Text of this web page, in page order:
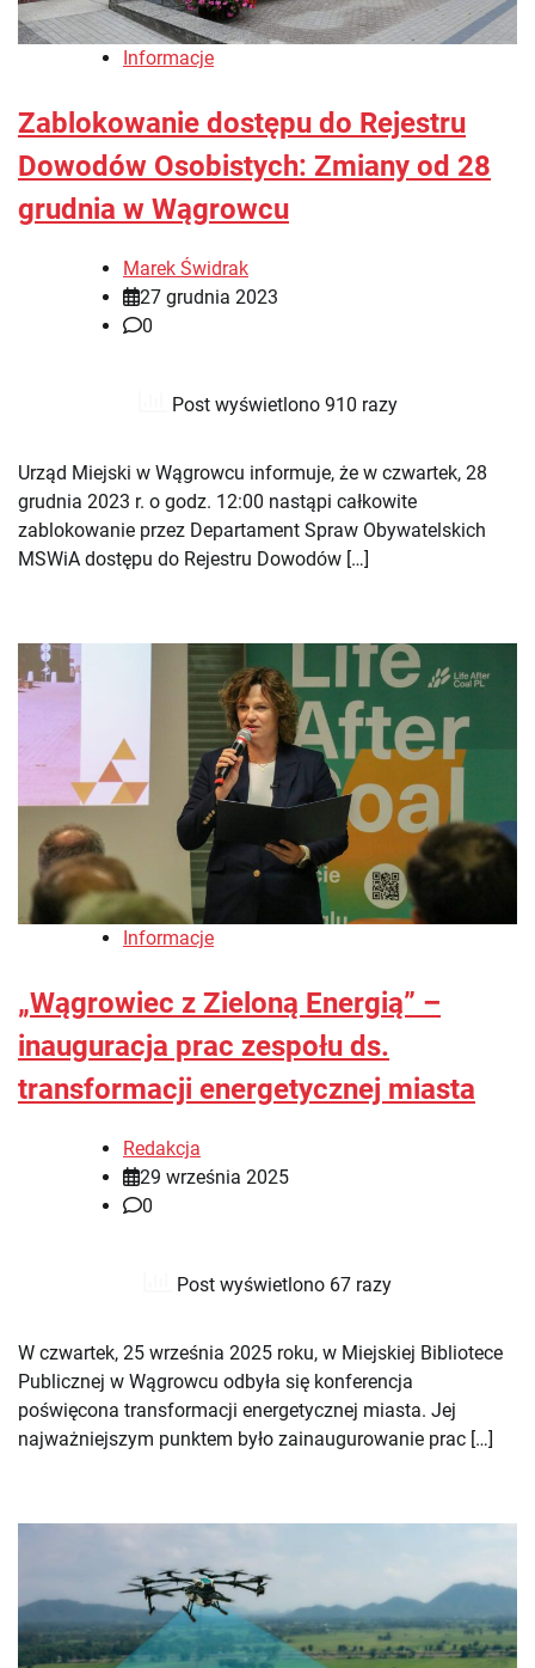
Informacje
Zablokowanie dostępu do Rejestru
Dowodów Osobistych: Zmiany od 28
grudnia w Wągrowcu
Marek Świdrak
27 grudnia 2023
0
Post wyświetlono 910 razy
Urząd Miejski w Wągrowcu informuje, że w czwartek, 28
grudnia 2023 r. o godz. 12:00 nastąpi całkowite
zablokowanie przez Departament Spraw Obywatelskich
MSWiA dostępu do Rejestru Dowodów […]
Informacje
„Wągrowiec z Zieloną Energią” –
inauguracja prac zespołu ds.
transformacji energetycznej miasta
Redakcja
29 września 2025
0
Post wyświetlono 67 razy
W czwartek, 25 września 2025 roku, w Miejskiej Bibliotece
Publicznej w Wągrowcu odbyła się konferencja
poświęcona transformacji energetycznej miasta. Jej
najważniejszym punktem było zainaugurowanie prac […]